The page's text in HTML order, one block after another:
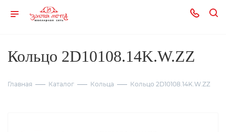
Кольцо 2D10108.14K.W.ZZ
Главная Каталог Кольца Кольцо 2D10108.14K.W.ZZ